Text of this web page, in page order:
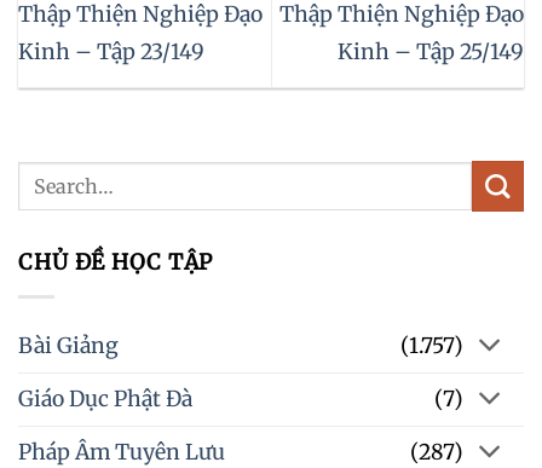
Thập Thiện Nghiệp Đạo
Kinh – Tập 23/149
Thập Thiện Nghiệp Đạo
Kinh – Tập 25/149
CHỦ ĐỀ HỌC TẬP
Bài Giảng
(1.757)
Giáo Dục Phật Đà
(7)
Pháp Âm Tuyên Lưu
(287)